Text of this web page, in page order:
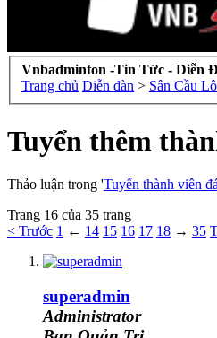
Vnbadminton -Tin Tức - Diễn
Trang chủ Diễn đàn > Sân Cầu
Tuyển thêm
Thảo luận trong 'Tuyển thành viên
Trang 16 của 35 trang
< Trước 1 ← 14 15 16 17 18 → 35
superadmin
Administrator